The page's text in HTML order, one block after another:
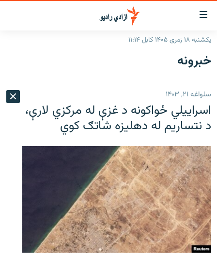
د
لاسرسۍ
وړ
لېنکونه
اصلي
ورتلل
اصلي
مېنو
ورتلل
لټون
پاڼې
ته
مراجعه
راپورونه
سیمه
منځنی ختیځ
افغانستان
نړۍ
د خپرونو جدول
مرکې
انځوریزه برخه
ورزش
د کډوالۍ بحران
'کووېډ-۱۹'
اړیکه
دري پاڼه
یکشنبه ۱۸ زمری ۱۴۰۵ کابل ۱۱:۱۴
خبرونه
سلواغه ۲۱, ۱۴۰۳
اسراییلي ځواکونه د غزې له مرکزي لارې،
د نتساریم له دهلیزه شاتګ کوي